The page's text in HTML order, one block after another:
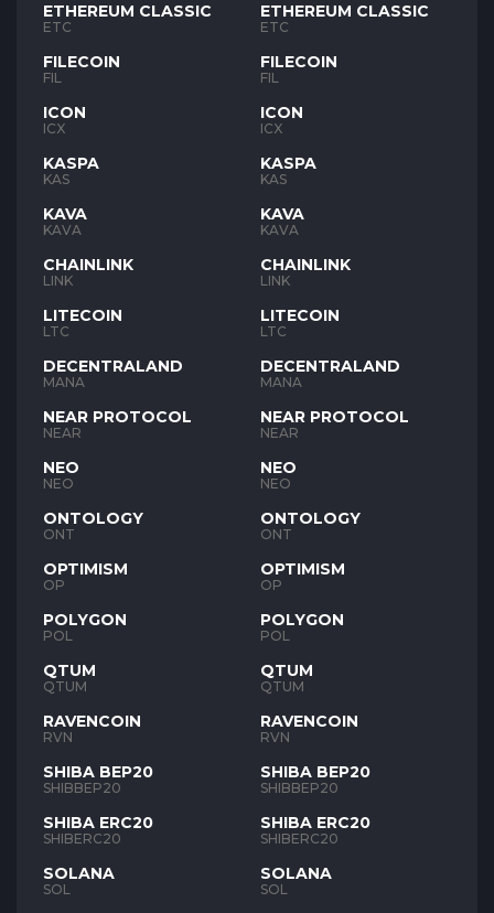
ETHEREUM CLASSIC
ETC
FILECOIN
FIL
ICON
ICX
KASPA
KAS
KAVA
KAVA
CHAINLINK
LINK
LITECOIN
LTC
DECENTRALAND
MANA
NEAR PROTOCOL
NEAR
NEO
NEO
ONTOLOGY
ONT
OPTIMISM
OP
POLYGON
POL
QTUM
QTUM
RAVENCOIN
RVN
SHIBA BEP20
SHIBBEP20
SHIBA ERC20
SHIBERC20
SOLANA
SOL
ETHEREUM CLASSIC
ETC
FILECOIN
FIL
ICON
ICX
KASPA
KAS
KAVA
KAVA
CHAINLINK
LINK
LITECOIN
LTC
DECENTRALAND
MANA
NEAR PROTOCOL
NEAR
NEO
NEO
ONTOLOGY
ONT
OPTIMISM
OP
POLYGON
POL
QTUM
QTUM
RAVENCOIN
RVN
SHIBA BEP20
SHIBBEP20
SHIBA ERC20
SHIBERC20
SOLANA
SOL